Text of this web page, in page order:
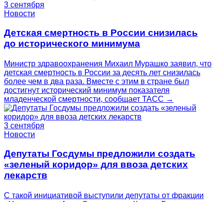
3 сентября
Новости
Детская смертность в России снизилась
до исторического минимума
Министр здравоохранения Михаил Мурашко заявил, что
детская смертность в России за десять лет снизилась
более чем в два раза. Вместе с этим в стране был
достигнут исторический минимум показателя
младенческой смертности, сообщает ТАСС →
3 сентября
Новости
Депутаты Госдумы предложили создать
«зеленый коридор» для ввоза детских
лекарств
С такой инициативой выступили депутаты от фракции